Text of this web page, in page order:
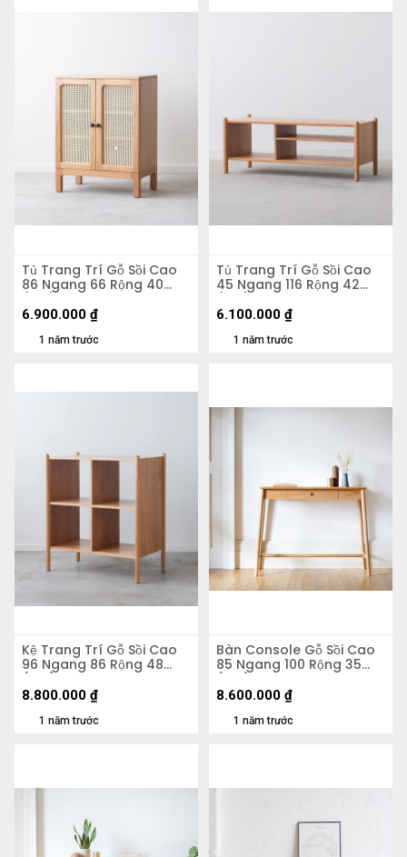
Tủ Trang Trí Gỗ Sồi Cao
86 Ngang 66 Rộng 40
(cm)
1 năm trước
6.900.000 ₫
Tủ Trang Trí Gỗ Sồi Cao
45 Ngang 116 Rộng 42
(cm)
1 năm trước
6.100.000 ₫
Kệ Trang Trí Gỗ Sồi Cao
96 Ngang 86 Rộng 48
(cm)
1 năm trước
8.800.000 ₫
Bàn Console Gỗ Sồi Cao
85 Ngang 100 Rộng 35
(cm)
1 năm trước
8.600.000 ₫